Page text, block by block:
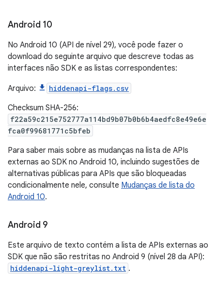
Android 10
No Android 10 (API de nível 29), você pode fazer o
download do seguinte arquivo que descreve todas as
interfaces não SDK e as listas correspondentes:
Arquivo: hiddenapi-flags.csv
Checksum SHA-256:
f22a59c215e752777a114bd9b07b0b6b4aedfc8e49e6e
fca0f99681771c5bfeb
Para saber mais sobre as mudanças na lista de APIs
externas ao SDK no Android 10, incluindo sugestões de
alternativas públicas para APIs que são bloqueadas
condicionalmente nele, consulte Mudanças de lista do
Android 10.
Android 9
Este arquivo de texto contém a lista de APIs externas ao
SDK que não são restritas no Android 9 (nível 28 da API):
hiddenapi-light-greylist.txt .